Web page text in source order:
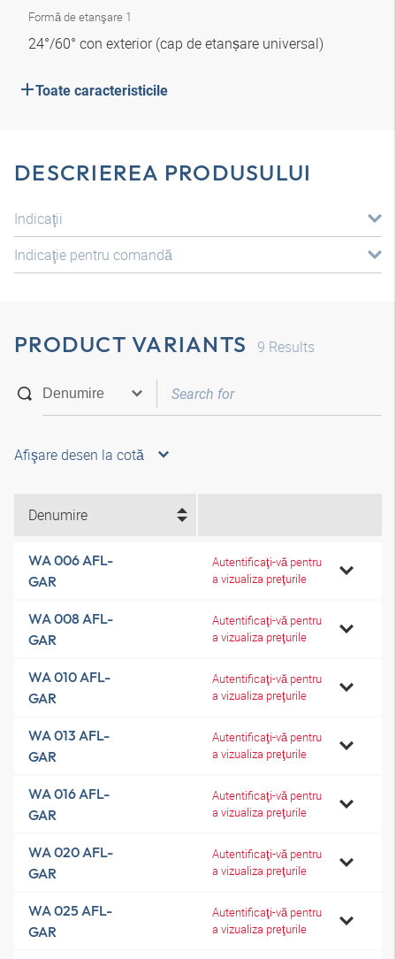
Formă de etanşare 1
24°/60° con exterior (cap de etanșare universal)
Toate caracteristicile
DESCRIEREA PRODUSULUI
Indicaţii
Indicaţie pentru comandă
PRODUCT VARIANTS 9 Results
Afişare desen la cotă
Denumire
WA 006 AFL-
GAR
Autentificaţi-vă pentru
a vizualiza preţurile
WA 008 AFL-
GAR
Autentificaţi-vă pentru
a vizualiza preţurile
WA 010 AFL-
GAR
Autentificaţi-vă pentru
a vizualiza preţurile
WA 013 AFL-
GAR
Autentificaţi-vă pentru
a vizualiza preţurile
WA 016 AFL-
GAR
Autentificaţi-vă pentru
a vizualiza preţurile
WA 020 AFL-
GAR
Autentificaţi-vă pentru
a vizualiza preţurile
WA 025 AFL-
GAR
Autentificaţi-vă pentru
a vizualiza preţurile